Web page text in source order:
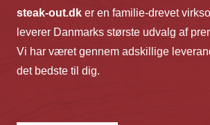
steak-out.dk er en familie-drevet
leverer Danmarks største udvalg af
Vi har været gennem adskillige
det bedste til dig.